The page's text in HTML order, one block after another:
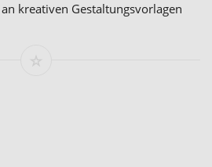
kreativen Gestaltungsvorlagen